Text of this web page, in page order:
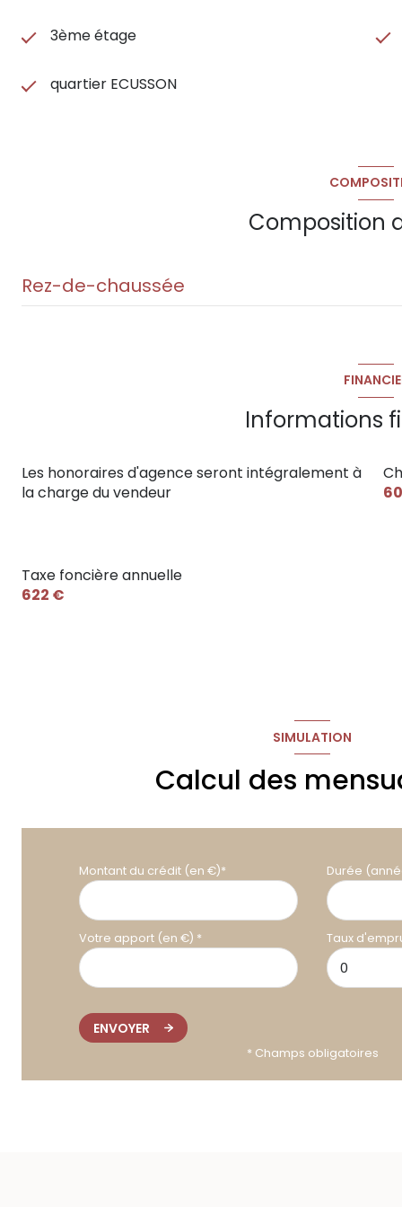
3ème étage
quartier ECUSSON
Composition
Rez-de-chaussée
Informations
Les honoraires d'agence seront intégralement à
la charge du vendeur
Taxe foncière annuelle
622 €
SIMULATION
Calcul des
Montant du crédit (en €)* Durée
Votre apport (en €) * Taux
ENVOYER
* Champs obligatoires